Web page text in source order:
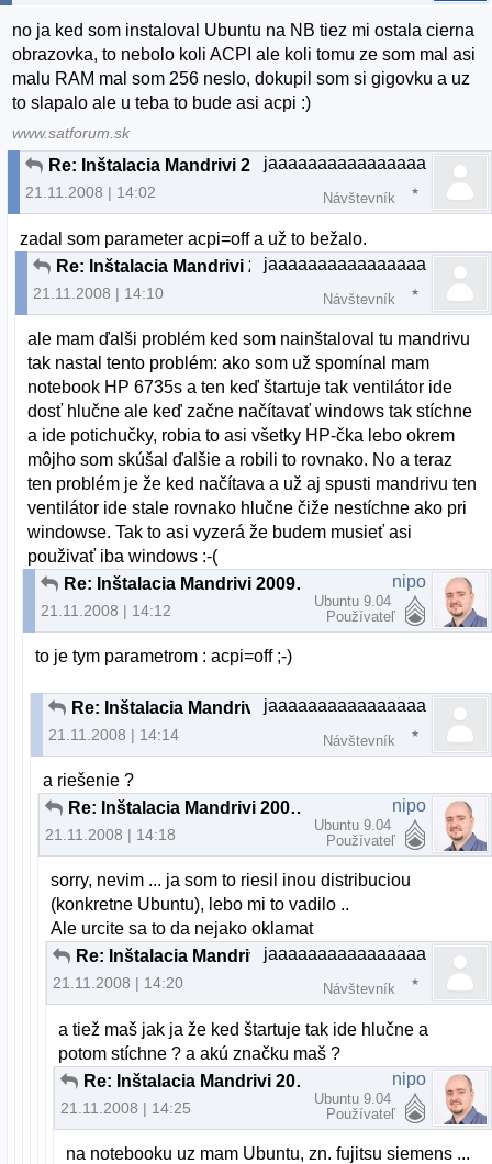
no ja ked som instaloval Ubuntu na NB tiez mi ostala cierna
obrazovka, to nebolo koli ACPI ale koli tomu ze som mal asi
malu RAM mal som 256 neslo, dokupil som si gigovku a uz
to slapalo ale u teba to bude asi acpi :)
www.satforum.sk
Re: Inštalacia Mandrivi 2009 na notebook
21.11.2008 | 14:02
jaaaaaaaaaaaaaaaa
Návštevník
zadal som parameter acpi=off a už to bežalo.
Re: Inštalacia Mandrivi 2009 na notebook
21.11.2008 | 14:10
jaaaaaaaaaaaaaaaa
Návštevník
ale mam ďalši problém ked som nainštaloval tu mandrivu
tak nastal tento problém: ako som už spomínal mam
notebook HP 6735s a ten keď štartuje tak ventilátor ide
dosť hlučne ale keď začne načítavať windows tak stíchne
a ide potichučky, robia to asi všetky HP-čka lebo okrem
môjho som skúšal ďalšie a robili to rovnako. No a teraz
ten problém je že ked načítava a už aj spusti mandrivu ten
ventilátor ide stale rovnako hlučne čiže nestíchne ako pri
windowse. Tak to asi vyzerá že budem musieť asi
použivať iba windows :-(
Re: Inštalacia Mandrivi 2009 na notebook
21.11.2008 | 14:12
nipo
Ubuntu 9.04
Používateľ
to je tym parametrom : acpi=off ;-)
Re: Inštalacia Mandrivi 2009 na notebook
21.11.2008 | 14:14
jaaaaaaaaaaaaaaaa
Návštevník
a riešenie ?
Re: Inštalacia Mandrivi 2009 na notebook
21.11.2008 | 14:18
nipo
Ubuntu 9.04
Používateľ
sorry, nevim ... ja som to riesil inou distribuciou
(konkretne Ubuntu), lebo mi to vadilo ..
Ale urcite sa to da nejako oklamat
Re: Inštalacia Mandrivi 2009 na notebook
21.11.2008 | 14:20
jaaaaaaaaaaaaaaaa
Návštevník
a tiež maš jak ja že ked štartuje tak ide hlučne a
potom stíchne ? a akú značku maš ?
Re: Inštalacia Mandrivi 2009 na notebook
21.11.2008 | 14:25
nipo
Ubuntu 9.04
Používateľ
na notebooku uz mam Ubuntu, zn. fujitsu siemens ...